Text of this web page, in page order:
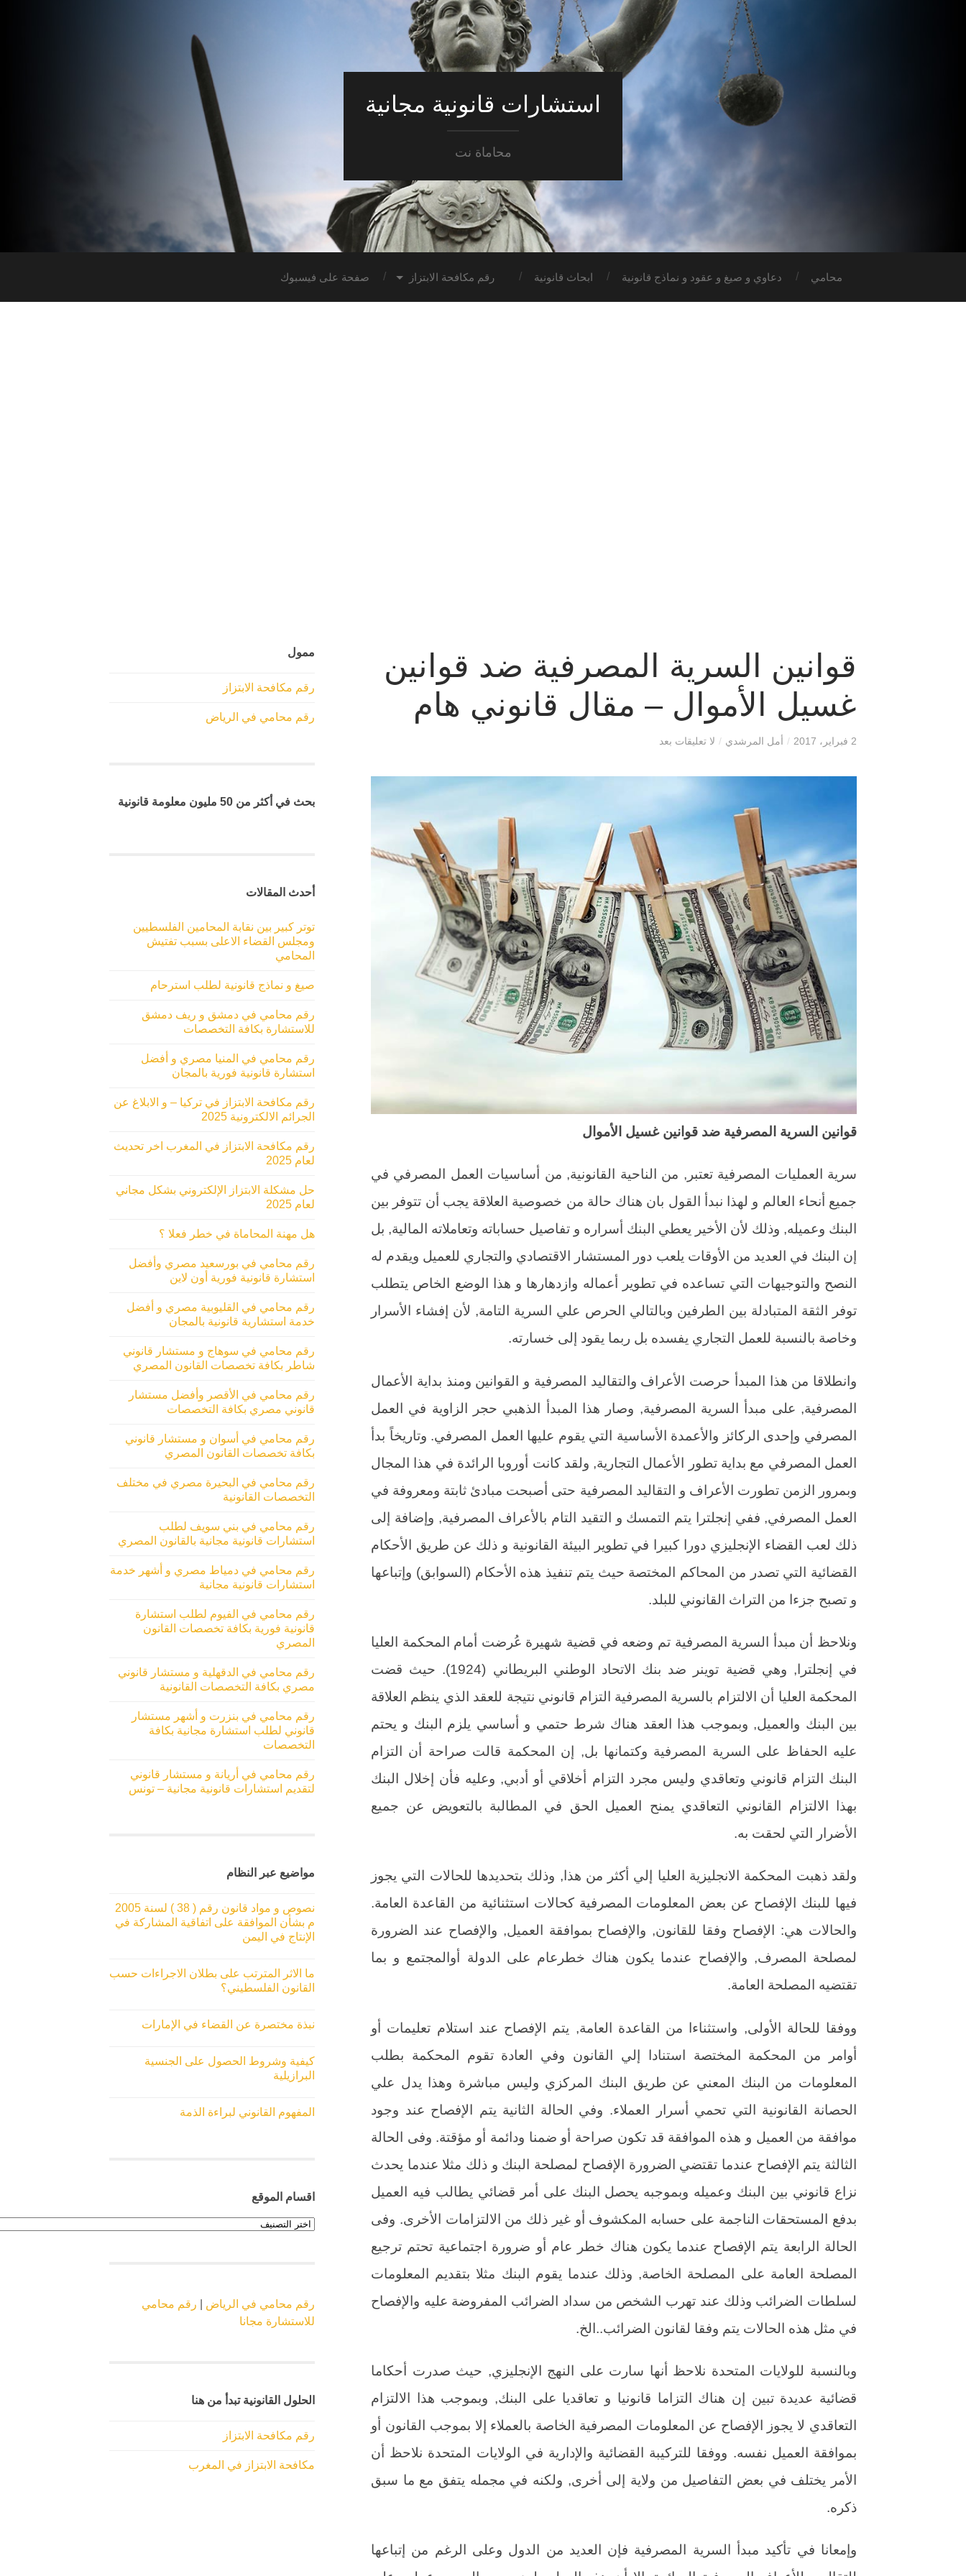
استشارات قانونية مجانية
محاماة نت
محامي دعاوي و صيغ و عقود و نماذج قانونية ابحاث قانونية رقم مكافحة الابتزاز صفحة على فيسبوك
قوانين السرية المصرفية ضد قوانين
غسيل الأموال – مقال قانوني هام
2 فبراير، 2017 / أمل المرشدي / لا تعليقات بعد
قوانين السرية المصرفية ضد قوانين غسيل الأموال
سرية العمليات المصرفية تعتبر, من الناحية القانونية, من أساسيات العمل المصرفي في
جميع أنحاء العالم و لهذا نبدأ القول بان هناك حالة من خصوصية العلاقة يجب أن تتوفر بين
البنك وعميله, وذلك لأن الأخير يعطي البنك أسراره و تفاصيل حساباته وتعاملاته المالية, بل
إن البنك في العديد من الأوقات يلعب دور المستشار الاقتصادي والتجاري للعميل ويقدم له
النصح والتوجيهات التي تساعده في تطوير أعماله وازدهارها و هذا الوضع الخاص يتطلب
توفر الثقة المتبادلة بين الطرفين وبالتالي الحرص علي السرية التامة, لأن إفشاء الأسرار
وخاصة بالنسبة للعمل التجاري يفسده بل ربما يقود إلى خسارته.
وانطلاقا من هذا المبدأ حرصت الأعراف والتقاليد المصرفية و القوانين ومنذ بداية الأعمال
المصرفية, على مبدأ السرية المصرفية, وصار هذا المبدأ الذهبي حجر الزاوية في العمل
المصرفي وإحدى الركائز والأعمدة الأساسية التي يقوم عليها العمل المصرفي. وتاريخاً بدأ
العمل المصرفي مع بداية تطور الأعمال التجارية, ولقد كانت أوروبا الرائدة في هذا المجال
وبمرور الزمن تطورت الأعراف و التقاليد المصرفية حتى أصبحت مبادئ ثابتة ومعروفة في
العمل المصرفي, ففي إنجلترا يتم التمسك و التقيد التام بالأعراف المصرفية, وإضافة إلى
ذلك لعب القضاء الإنجليزي دورا كبيرا في تطوير البيئة القانونية و ذلك عن طريق الأحكام
القضائية التي تصدر من المحاكم المختصة حيث يتم تنفيذ هذه الأحكام (السوابق) وإتباعها
و تصبح جزءا من التراث القانوني للبلد.
ونلاحظ أن مبدأ السرية المصرفية تم وضعه في قضية شهيرة عُرضت أمام المحكمة العليا
في إنجلترا, وهي قضية توينر ضد بنك الاتحاد الوطني البريطاني (1924). حيث قضت
المحكمة العليا أن الالتزام بالسرية المصرفية التزام قانوني نتيجة للعقد الذي ينظم العلاقة
بين البنك والعميل, وبموجب هذا العقد هناك شرط حتمي و أساسي يلزم البنك و يحتم
عليه الحفاظ على السرية المصرفية وكتمانها بل, إن المحكمة قالت صراحة أن التزام
البنك التزام قانوني وتعاقدي وليس مجرد التزام أخلاقي أو أدبي, وعليه فأن إخلال البنك
بهذا الالتزام القانوني التعاقدي يمنح العميل الحق في المطالبة بالتعويض عن جميع
الأضرار التي لحقت به.
ولقد ذهبت المحكمة الانجليزية العليا إلي أكثر من هذا, وذلك بتحديدها للحالات التي يجوز
فيها للبنك الإفصاح عن بعض المعلومات المصرفية كحالات استثنائية من القاعدة العامة.
والحالات هي: الإفصاح وفقا للقانون, والإفصاح بموافقة العميل, والإفصاح عند الضرورة
لمصلحة المصرف, والإفصاح عندما يكون هناك خطرعام على الدولة أوالمجتمع و بما
تقتضيه المصلحة العامة.
ووفقا للحالة الأولى, واستثناءا من القاعدة العامة, يتم الإفصاح عند استلام تعليمات أو
أوامر من المحكمة المختصة استنادا إلي القانون وفي العادة تقوم المحكمة بطلب
المعلومات من البنك المعني عن طريق البنك المركزي وليس مباشرة وهذا يدل علي
الحصانة القانونية التي تحمي أسرار العملاء. وفي الحالة الثانية يتم الإفصاح عند وجود
موافقة من العميل و هذه الموافقة قد تكون صراحة أو ضمنا ودائمة أو مؤقتة. وفى الحالة
الثالثة يتم الإفصاح عندما تقتضي الضرورة الإفصاح لمصلحة البنك و ذلك مثلا عندما يحدث
نزاع قانوني بين البنك وعميله وبموجبه يحصل البنك على أمر قضائي يطالب فيه العميل
بدفع المستحقات الناجمة على حسابه المكشوف أو غير ذلك من الالتزامات الأخرى. وفى
الحالة الرابعة يتم الإفصاح عندما يكون هناك خطر عام أو ضرورة اجتماعية تحتم ترجيع
المصلحة العامة على المصلحة الخاصة, وذلك عندما يقوم البنك مثلا بتقديم المعلومات
لسلطات الضرائب وذلك عند تهرب الشخص من سداد الضرائب المفروضة عليه والإفصاح
في مثل هذه الحالات يتم وفقا لقانون الضرائب..الخ.
وبالنسبة للولايات المتحدة نلاحظ أنها سارت على النهج الإنجليزي, حيث صدرت أحكاما
قضائية عديدة تبين إن هناك التزاما قانونيا و تعاقديا على البنك, وبموجب هذا الالتزام
التعاقدي لا يجوز الإفصاح عن المعلومات المصرفية الخاصة بالعملاء إلا بموجب القانون أو
بموافقة العميل نفسه. ووفقا للتركيبة القضائية والإدارية في الولايات المتحدة نلاحظ أن
الأمر يختلف في بعض التفاصيل من ولاية إلى أخرى, ولكنه في مجمله يتفق مع ما سبق
ذكره.
وإمعانا في تأكيد مبدأ السرية المصرفية فإن العديد من الدول وعلى الرغم من إتباعها
ممول
رقم مكافحة الابتزاز
رقم محامي في الرياض
بحث في أكثر من 50 مليون معلومة قانونية
أحدث المقالات
توتر كبير بين نقابة المحامين الفلسطيين
ومجلس القضاء الاعلى بسبب تفتيش
المحامي
صيغ و نماذج قانونية لطلب استرحام
رقم محامي في دمشق و ريف دمشق
للاستشارة بكافة التخصصات
رقم محامي في المنيا مصري و أفضل
استشارة قانونية فورية بالمجان
رقم مكافحة الابتزاز في تركيا – و الابلاغ عن
الجرائم الالكترونية 2025
رقم مكافحة الابتزاز في المغرب اخر تحديث
لعام 2025
حل مشكلة الابتزاز الإلكتروني بشكل مجاني
لعام 2025
هل مهنة المحاماة في خطر فعلا ؟
رقم محامي في بورسعيد مصري وأفضل
استشارة قانونية فورية أون لاين
رقم محامي في القليوبية مصري و أفضل
خدمة استشارية قانونية بالمجان
رقم محامي في سوهاج و مستشار قانوني
شاطر بكافة تخصصات القانون المصري
رقم محامي في الأقصر وأفضل مستشار
قانوني مصري بكافة التخصصات
رقم محامي في أسوان و مستشار قانوني
بكافة تخصصات القانون المصري
رقم محامي في البحيرة مصري في مختلف
التخصصات القانونية
رقم محامي في بني سويف لطلب
استشارات قانونية مجانية بالقانون المصري
رقم محامي في دمياط مصري و أشهر خدمة
استشارات قانونية مجانية
رقم محامي في الفيوم لطلب استشارة
قانونية فورية بكافة تخصصات القانون
المصري
رقم محامي في الدقهلية و مستشار قانوني
مصري بكافة التخصصات القانونية
رقم محامي في بنزرت و أشهر مستشار
قانوني لطلب استشارة مجانية بكافة
التخصصات
رقم محامي في أريانة و مستشار قانوني
لتقديم استشارات قانونية مجانية – تونس
مواضيع عبر النظام
نصوص و مواد قانون رقم ( 38 ) لسنة 2005
م بشأن الموافقة على اتفاقية المشاركة في
الإنتاج في اليمن
ما الاثر المترتب على بطلان الاجراءات حسب
القانون الفلسطيني؟
نبذة مختصرة عن القضاء في الإمارات
كيفية وشروط الحصول على الجنسية
البرازيلية
المفهوم القانوني لبراءة الذمة
اقسام الموقع
اقسام
الموقع
رقم محامي في الرياض
رقم محامي
للاستشارة مجانا
الحلول القانونية تبدأ من هنا
رقم مكافحة الابتزاز
مكافحة الابتزاز في المغرب